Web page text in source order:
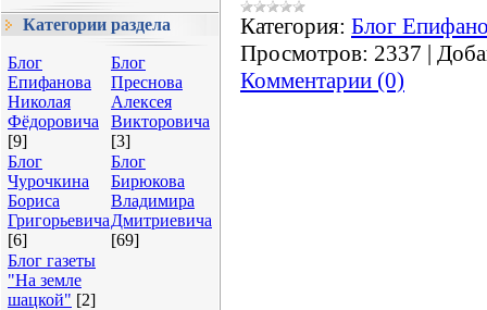
Категории раздела
Блог
Епифанова
Николая
Фёдоровича
[9]
Блог
Преснова
Алексея
Викторовича
[3]
Блог
Чурочкина
Бориса
Григорьевича
[6]
Блог
Бирюкова
Владимира
Дмитриевича
[69]
Блог газеты
"На земле
шацкой" [2]
Категория: Блог
Просмотров: 2337 |
Комментарии (0)